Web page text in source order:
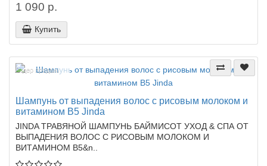
1 090 р.
Купить
Лидер продаж!
Шампунь от выпадения волос с рисовым молоком и
витамином В5 Jinda
JINDA ТРАВЯНОЙ ШАМПУНЬ БАЙМИСОТ УХОД & СПА ОТ
ВЫПАДЕНИЯ ВОЛОС С РИСОВЫМ МОЛОКОМ И
ВИТАМИНОМ В5&n..